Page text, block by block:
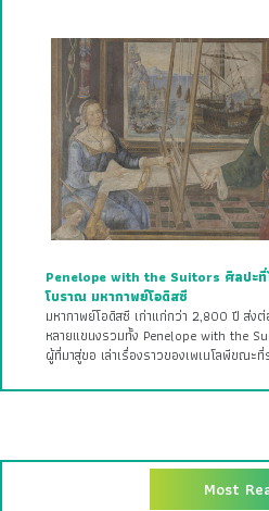
Penelope with the Suitors ศิลปะที่
โบราณ มหากาพย์โอดิสซี
มหากาพย์โอดิสซี เก่าแก่กว่า 2,800 ปี ส่งต่
หลายแขนงรวมทั้ง Penelope with the
ผู้ที่มาสู่ขอ เล่าเรื่องราวของเพเนโลพีขณ
Most